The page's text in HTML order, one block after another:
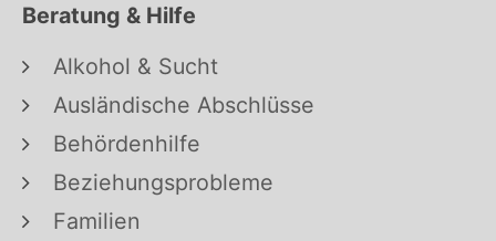
Beratung & Hilfe
Alkohol & Sucht
Ausländische Abschlüsse
Behördenhilfe
Beziehungsprobleme
Familien